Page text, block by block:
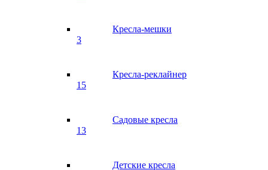
Кресла-мешки
3
Кресла-реклайнер
15
Садовые кресла
13
Детские кресла